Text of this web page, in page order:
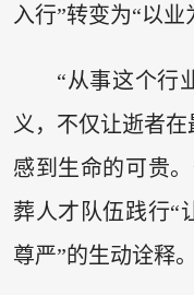
入行”转变为“以业
“从事这个行
义，不仅让逝者
感到生命的可贵
葬人才队伍践行“
尊严”的生动诠释。